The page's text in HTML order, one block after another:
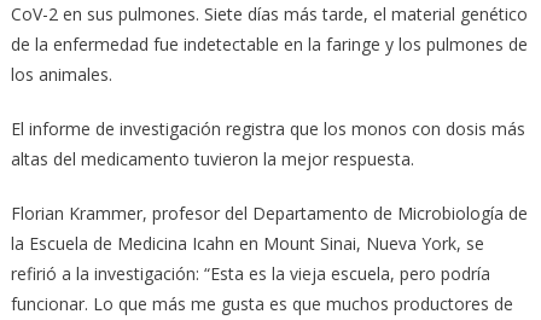
CoV-2 en sus pulmones. Siete días más tarde, el material genético
de la enfermedad fue indetectable en la faringe y los pulmones de
los animales.
El informe de investigación registra que los monos con dosis más
altas del medicamento tuvieron la mejor respuesta.
Florian Krammer, profesor del Departamento de Microbiología de
la Escuela de Medicina Icahn en Mount Sinai, Nueva York, se
refirió a la investigación: “Esta es la vieja escuela, pero podría
funcionar. Lo que más me gusta es que muchos productores de